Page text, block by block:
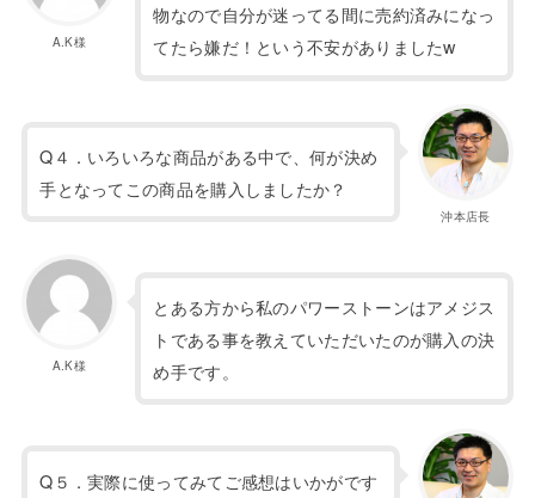
A.K様
物なので自分が迷ってる間に売約済みになっ
てたら嫌だ！という不安がありましたw
沖本店長
Q４．いろいろな商品がある中で、何が決め
手となってこの商品を購入しましたか？
A.K様
とある方から私のパワーストーンはアメジス
トである事を教えていただいたのが購入の決
め手です。
Q５．実際に使ってみてご感想はいかがです